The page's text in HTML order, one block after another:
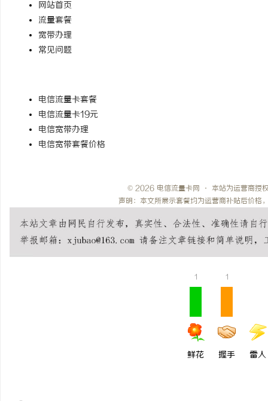
网站首页
流量套餐
宽带办理
常见问题
电信流量卡套餐
电信流量卡19元
电信宽带办理
电信宽带套餐价格
© 2026 电信流量卡网 · 本站为运营商授
声明：本文所展示套餐均为运营商补贴后价格
1
鲜花
1
握手 雷人